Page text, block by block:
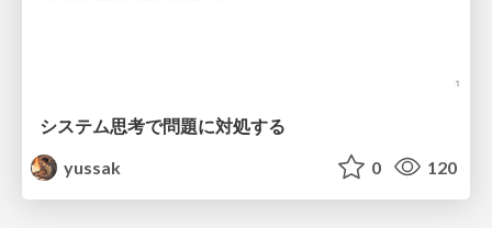
システム思考で問題に対処する
yussak
0 120